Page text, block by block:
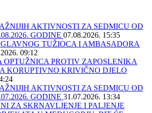
AKTIVNOSTI ZA SEDMICU OD
GODINE 07.08.2026. 15:35
TUŽIOCA I AMBASADORA
09:12
OPTUŽNICA PROTIV ZAPOSLENIKA
KORUPTIVNO KRIVIČNO DJELO
AKTIVNOSTI ZA SEDMICU OD
GODINE 31.07.2026. 13:34
ZA SKRNAVLJENJE I PALJENJE